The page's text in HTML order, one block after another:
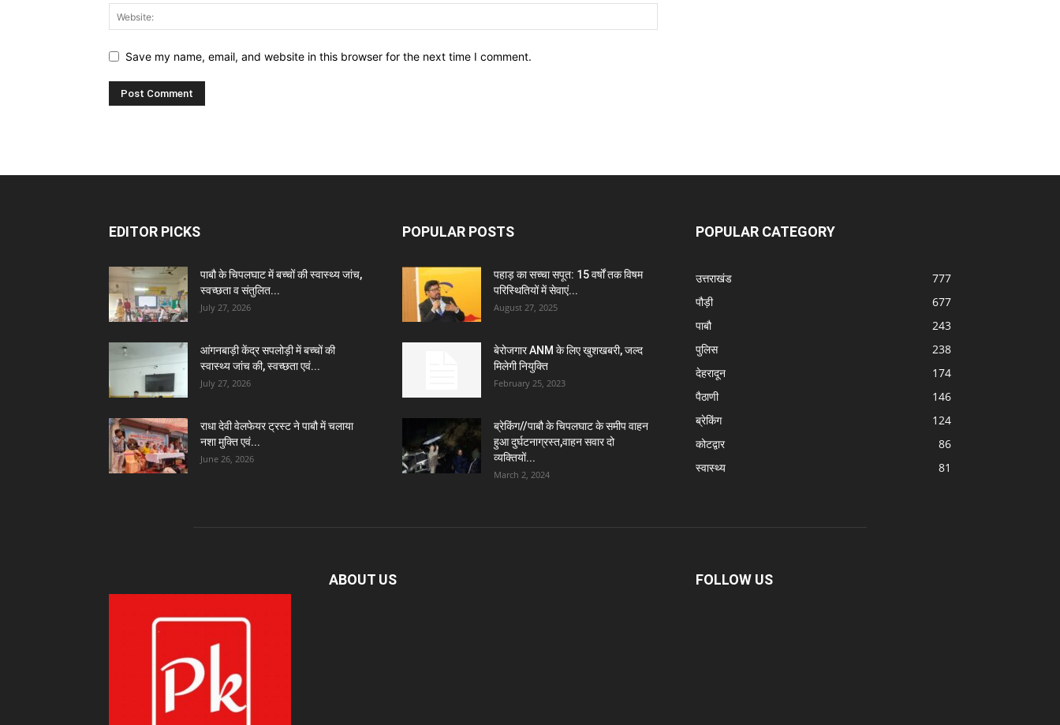
Save my name, email, and website in this browser for the next time I comment.
EDITOR PICKS
पाबौ के चिपलघाट में बच्चों की स्वास्थ्य जांच,
स्वच्छता व संतुलित...
July 27, 2026
आंगनबाड़ी केंद्र सपलोड़ी में बच्चों की
स्वास्थ्य जांच की, स्वच्छता एवं...
July 27, 2026
राधा देवी वेलफेयर ट्रस्ट ने पाबौ में चलाया
नशा मुक्ति एवं...
June 26, 2026
POPULAR POSTS
पहाड़ का सच्चा सपूत: 15 वर्षों तक विषम
परिस्थितियों में सेवाएं...
August 27, 2025
बेरोजगार ANM के लिए खुशखबरी, जल्द
मिलेगी नियुक्ति
February 25, 2023
ब्रेकिंग//पाबौ के चिपलघाट के समीप वाहन
हुआ दुर्घटनाग्रस्त,वाहन सवार दो
व्यक्तियों...
March 2, 2024
POPULAR CATEGORY
उत्तराखंड
777
पौड़ी
677
पाबौ
243
पुलिस
238
देहरादून
174
पैठाणी
146
ब्रेकिंग
124
कोटद्वार
86
स्वास्थ्य
81
ABOUT US FOLLOW US